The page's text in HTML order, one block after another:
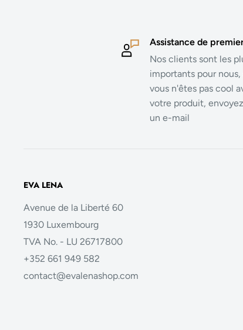
Assistance de
Nos clients sont les
importants pour nous,
vous n'êtes pas cool
votre produit,
un e-mail
EVA LENA
Avenue de la Liberté 60
1930 Luxembourg
TVA No. - LU 26717800
+352 661 949 582
contact@evalenashop.com